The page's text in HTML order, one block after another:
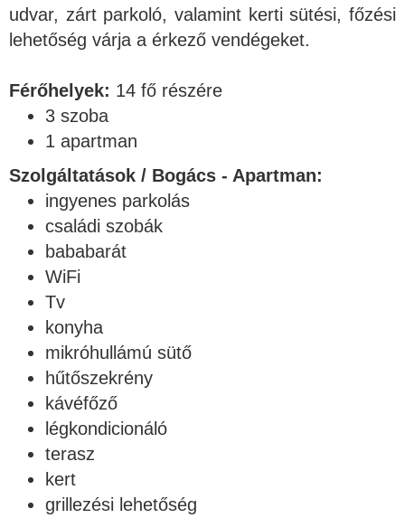
udvar, zárt parkoló, valamint kerti sütési, főzési
lehetőség várja a érkező vendégeket.
Férőhelyek: 14 fő részére
3 szoba
1 apartman
Szolgáltatások / Bogács - Apartman:
ingyenes parkolás
családi szobák
bababarát
WiFi
Tv
konyha
mikróhullámú sütő
hűtőszekrény
kávéfőző
légkondicionáló
terasz
kert
grillezési lehetőség